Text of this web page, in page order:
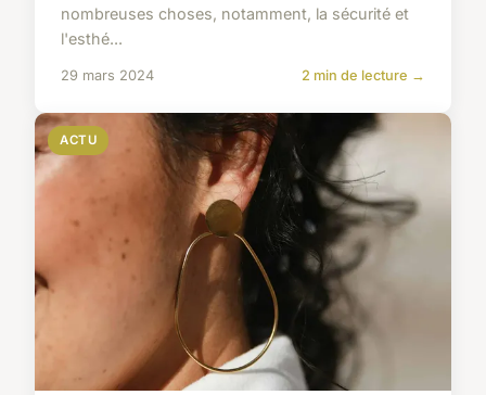
nombreuses choses, notamment, la sécurité et
l'esthé...
29 mars 2024 2 min de lecture →
ACTU